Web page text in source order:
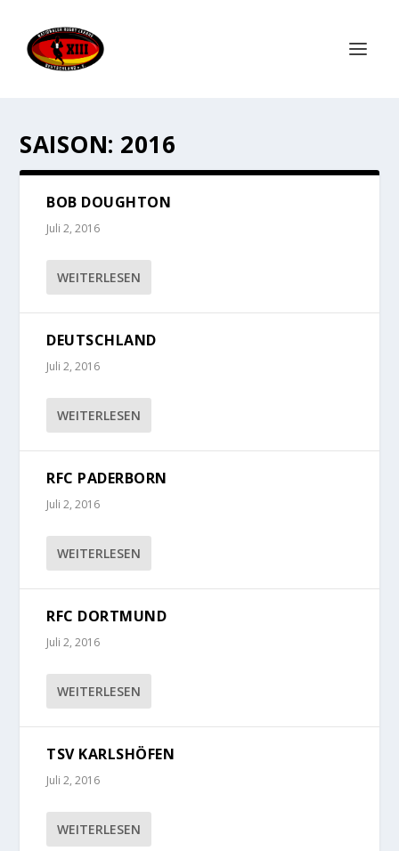
SAISON: 2016
BOB DOUGHTON
Juli 2, 2016
WEITERLESEN
DEUTSCHLAND
Juli 2, 2016
WEITERLESEN
RFC PADERBORN
Juli 2, 2016
WEITERLESEN
RFC DORTMUND
Juli 2, 2016
WEITERLESEN
TSV KARLSHÖFEN
Juli 2, 2016
WEITERLESEN